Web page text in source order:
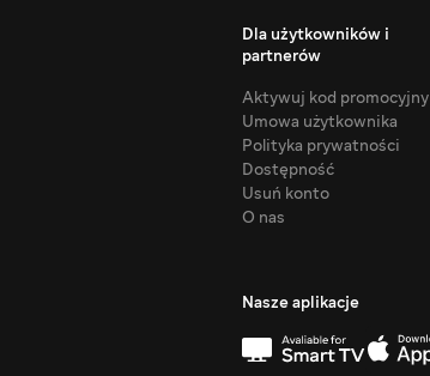
Dla użytkowników i
partnerów
Aktywuj kod promocyjny
Umowa użytkownika
Polityka prywatności
Dostępność
Usuń konto
O nas
Nasze aplikacje